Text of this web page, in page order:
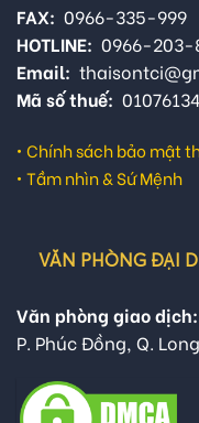
FAX: 0966-335-999
HOTLINE: 0966-203-
Email:
Mã số thuế:
• Chính sách bảo mật
• Tầm nhìn & Sứ Mệnh
VĂN PHÒNG ĐẠI
Văn phòng giao dịch:
P. Phúc Đồng, Q.